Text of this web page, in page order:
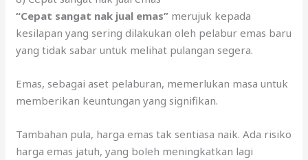
Emas, sebagai aset pelaburan, memerlukan masa untuk
memberikan keuntungan yang signifikan.
harga emas jatuh, yang boleh meningkatkan lagi